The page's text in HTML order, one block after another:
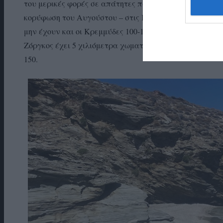
του μερικές φορές σε απάτητες παραλίες… Έφτασε
κορύφωση του Αυγούστου – στις Κρεμμύδες
μην έχουν και οι Κρεμμύδες 100-150 που λατρεύουν
Ζόργκος έχει 5 χιλιόμετρα χωματόδρομο, οι μακρινές
150.